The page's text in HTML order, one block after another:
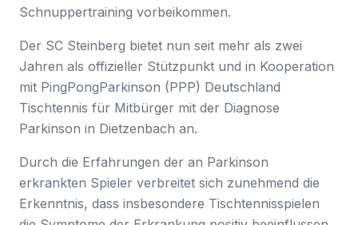
Schnuppertraining vorbeikommen.
Der SC Steinberg bietet nun seit mehr als zwei
Jahren als offizieller Stützpunkt und in Kooperation
mit PingPongParkinson (PPP) Deutschland
Tischtennis für Mitbürger mit der Diagnose
Parkinson in Dietzenbach an.
Durch die Erfahrungen der an Parkinson
erkrankten Spieler verbreitet sich zunehmend die
Erkenntnis, dass insbesondere Tischtennisspielen